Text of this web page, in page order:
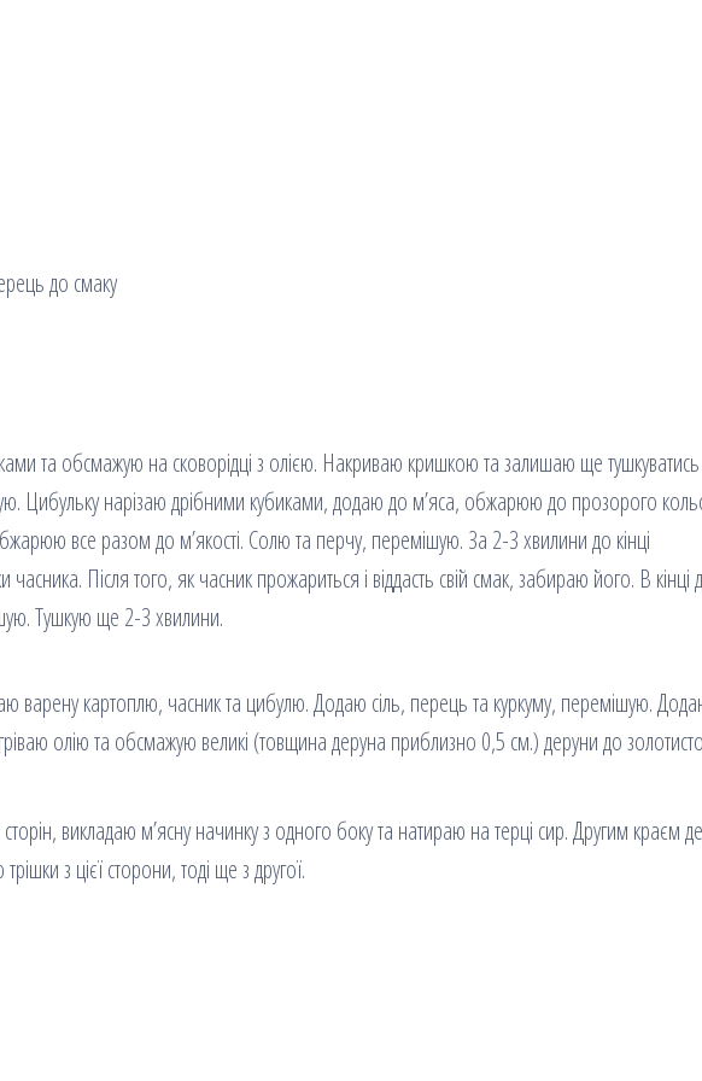
до смаку
та обсмажую на сковорідці з олією. Накриваю кришкою та залишаю ще
Цибульку нарізаю дрібними кубиками, додаю до м’яса, обжарюю до прозорого
все разом до м’якості. Солю та перчу, перемішую. За 2-3 хвилини до кінці
часника. Після того, як часник прожариться і віддасть свій смак, забираю його. В
Тушкую ще 2-3 хвилини.
варену картоплю, часник та цибулю. Додаю сіль, перець та куркуму, перемішую.
олію та обсмажую великі (товщина деруна приблизно 0,5 см.) деруни до
викладаю м’ясну начинку з одного боку та натираю на терці сир. Другим краєм
з цієї сторони, тоді ще з другої.